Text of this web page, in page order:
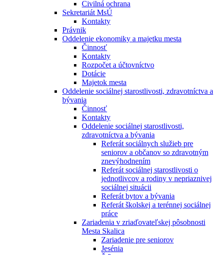
Civilná ochrana
Sekretariát MsÚ
Kontakty
Právnik
Oddelenie ekonomiky a majetku mesta
Činnosť
Kontakty
Rozpočet a účtovníctvo
Dotácie
Majetok mesta
Oddelenie sociálnej starostlivosti, zdravotníctva a
bývania
Činnosť
Kontakty
Oddelenie sociálnej starostlivosti,
zdravotníctva a bývania
Referát sociálnych služieb pre
seniorov a občanov so zdravotným
znevýhodnením
Referát sociálnej starostlivosti o
jednotlivcov a rodiny v nepriaznivej
sociálnej situácii
Referát bytov a bývania
Referát školskej a terénnej sociálnej
práce
Zariadenia v zriaďovateľskej pôsobnosti
Mesta Skalica
Zariadenie pre seniorov
Jesénia